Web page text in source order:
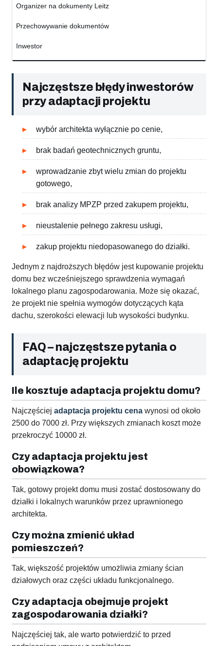
Organizer na dokumenty Leitz
Przechowywanie dokumentów
Inwestor
Najczęstsze błędy inwestorów
przy adaptacji projektu
wybór architekta wyłącznie po cenie,
brak badań geotechnicznych gruntu,
wprowadzanie zbyt wielu zmian do projektu
gotowego,
brak analizy MPZP przed zakupem projektu,
nieustalenie pełnego zakresu usługi,
zakup projektu niedopasowanego do działki.
Jednym z najdroższych błędów jest kupowanie projektu
domu bez wcześniejszego sprawdzenia wymagań
lokalnego planu zagospodarowania. Może się okazać,
że projekt nie spełnia wymogów dotyczących kąta
dachu, szerokości elewacji lub wysokości budynku.
FAQ – najczęstsze pytania o
adaptację projektu
Ile kosztuje adaptacja projektu domu?
Najczęściej adaptacja projektu cena wynosi od około
2500 do 7000 zł. Przy większych zmianach koszt może
przekroczyć 10000 zł.
Czy adaptacja projektu jest
obowiązkowa?
Tak, gotowy projekt domu musi zostać dostosowany do
działki i lokalnych warunków przez uprawnionego
architekta.
Czy można zmienić układ
pomieszczeń?
Tak, większość projektów umożliwia zmiany ścian
działowych oraz części układu funkcjonalnego.
Czy adaptacja obejmuje projekt
zagospodarowania działki?
Najczęściej tak, ale warto potwierdzić to przed